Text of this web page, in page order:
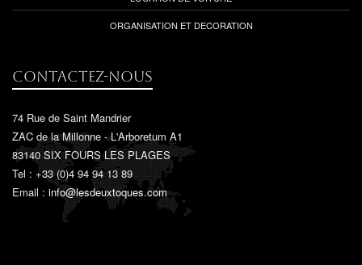
ORGANISATION ET DECORATION
Contactez-nous
74 Rue de Saint Mandrier
ZAC de la Millonne - L'Arboretum A1
83140 SIX FOURS LES PLAGES
Tel : +33 (0)4 94 94 13 89
Email : info@lesdeuxtoques.com